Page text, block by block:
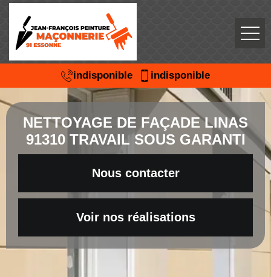
indisponible indisponible
NETTOYAGE DE FAÇADE LINAS
91310 TRAVAIL SOUS GARANTI
Nous contacter
Voir nos réalisations